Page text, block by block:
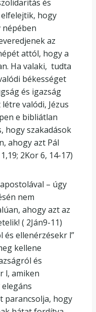
és
hogy
népében
az
attól, hogy a
Ha valaki, tudta
békességet
és igazság
valódi, Jézus
e bibliátlan
hogy szakadások
ahogy azt Pál
2Kor 6, 14-17)
– úgy
nem
ahogy azt az
( 2Ján9-11)
és ellenérzésekr l”
kellene
és
l, amiken
parancsolja, hogy